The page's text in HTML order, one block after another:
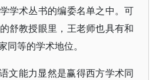
学术丛书的编委名单之中。可
舒教授眼里，王老师也具有和
同等的学术地位。
文能力显然是赢得西方学术同